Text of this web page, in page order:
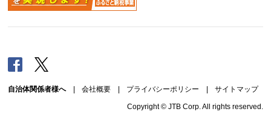
Facebook
自治体関係者様へ| 会社概要 | プライバシーポリシー | サイトマップ
Copyright © JTB Corp. All rights reserved.